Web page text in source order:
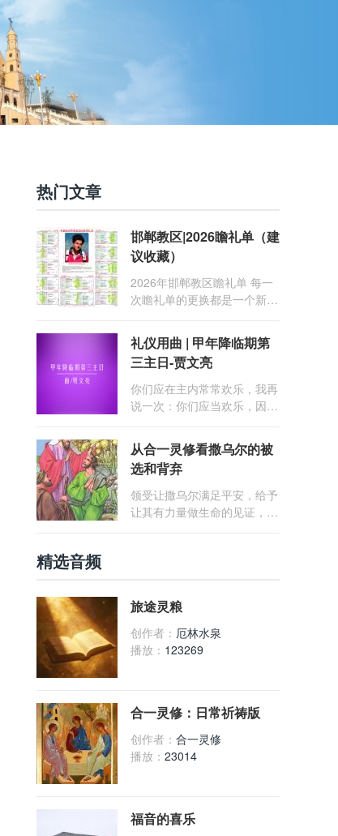
热门文章
邯郸教区|2026瞻礼单（建
议收藏）
2026年邯郸教区瞻礼单 每一
次瞻礼单的更换都是一个新的
主教会用以纪念耶稣救赎奥迹
的历法，以将临期第一主日开
始，历经将临期、圣诞期、四
旬期、复活期，最后以常年期
结束。 通过不同节期循环庆
的信仰。 礼仪年包括主日庆
祝、各类庆节（节日、庆日、
纪念日）以及常年期。
礼仪用曲 | 甲年降临期第
三主日-贾文亮
你们应在主内常常欢乐，我再
说一次：你们应当欢乐，因为
从合一灵修看撒乌尔的被
选和背弃
领受让撒乌尔满足平安，给予
让其有力量做生命的见证，但
了天主的命令，失去了爱和真
理的合一
精选音频
旅途灵粮
创作者： 厄林水泉
播放： 123269
合一灵修：日常祈祷版
创作者： 合一灵修
播放： 23014
福音的喜乐